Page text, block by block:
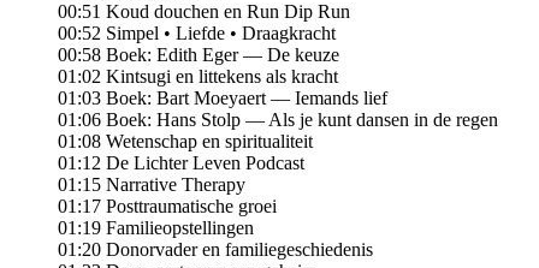
00:51 Koud douchen en Run Dip Run
00:52 Simpel • Liefde • Draagkracht
00:58 Boek: Edith Eger — De keuze
01:02 Kintsugi en littekens als kracht
01:03 Boek: Bart Moeyaert — Iemands lief
01:06 Boek: Hans Stolp — Als je kunt dansen in de regen
01:08 Wetenschap en spiritualiteit
01:12 De Lichter Leven Podcast
01:15 Narrative Therapy
01:17 Posttraumatische groei
01:19 Familieopstellingen
01:20 Donorvader en familiegeschiedenis